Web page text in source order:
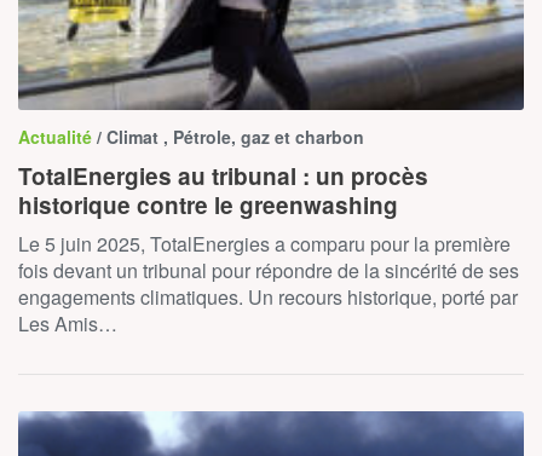
Actualité / Climat , Pétrole, gaz et charbon
TotalEnergies au tribunal : un procès
historique contre le greenwashing
Le 5 juin 2025, TotalEnergies a comparu pour la première
fois devant un tribunal pour répondre de la sincérité de ses
engagements climatiques. Un recours historique, porté par
Les Amis…